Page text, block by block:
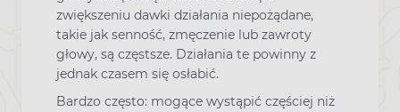
zwiększeniu dawki działania niepożądane,
takie jak senność, zmęczenie lub zawroty
głowy, są częstsze. Działania te powinny z
jednak czasem się osłabić.
Bardzo często: mogące wystąpić częściej niż